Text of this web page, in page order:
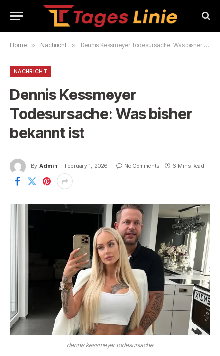
Home » Nachricht » Dennis Kessmeyer Todesursache: Was bisher bekannt ist
NACHRICHT
Dennis Kessmeyer
Todesursache: Was bisher
bekannt ist
By Admin February 1, 2026 No Comments 6 Mins Read
dennis kessmeyer todesursache